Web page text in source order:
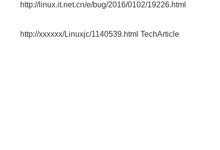
http://linux.it.net.cn/e/bug/2016/0102/19226.html
http://xxxxxx/Linuxjc/1140539.html TechArticle